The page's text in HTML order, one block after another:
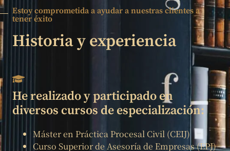
Estoy comprometida a ayudar a nuestras clientes a
tener éxito
Historia y experiencia
He realizado y participado en
diversos cursos de especialización:
Máster en Práctica Procesal Civil (CEIJ)
Curso Superior de Asesoría de Empresas (EPJ)